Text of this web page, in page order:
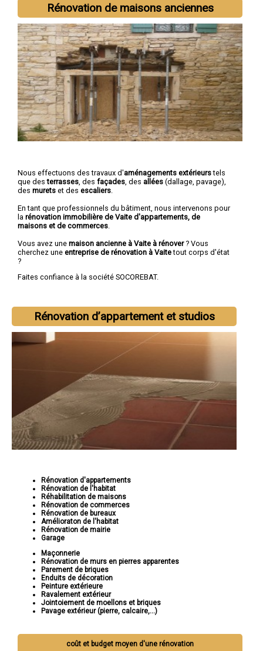
Rénovation de maisons anciennes
Nous effectuons des travaux d'aménagements extérieurstels
que desterrasses , des façades , des allées (dallage, pavage),
des murets et des escaliers
En tant que professionnels du bâtiment, nous intervenons pour
la rénovation immobilière de Vaite d'appartements, de
maisons et de commerces
Vous avez une maison ancienne à Vaite à rénover? Vous
cherchez une entreprise de rénovation à Vaitetout corps d'état
?
Faites confiance à la société SOCOREBAT.
Rénovation d’appartement et studios
Rénovation d'appartements
Rénovation de l'habitat
Réhabilitation de maisons
Rénovation de commerces
Rénovation de bureaux
Amélioraton de l'habitat
Rénovation de mairie
Garage
Maçonnerie
Rénovation de murs en pierres apparentes
Parement de briques
Enduits de décoration
Peinture extérieure
Ravalement extérieur
Jointoiement de moellons et briques
Pavage extérieur (pierre, calcaire,...)
coût et budget moyen d'une rénovation